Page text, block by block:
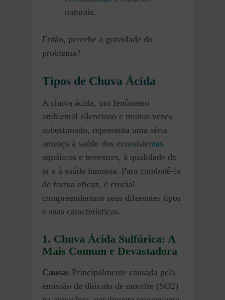
naturais.
Então, percebe a gravidade do
problema?
Tipos de Chuva Ácida
A chuva ácida, um fenômeno
ambiental silencioso e muitas vezes
subestimado, representa uma séria
ameaça à saúde dos ecossistemas
aquáticos e terrestres, à qualidade do
ar e à saúde humana. Para combatê-la
de forma eficaz, é crucial
compreendermos seus diferentes tipos
e suas características.
1. Chuva Ácida Sulfúrica: A
Mais Comum e Devastadora
Causa: Principalmente causada pela
emissão de dióxido de enxofre (SO2)